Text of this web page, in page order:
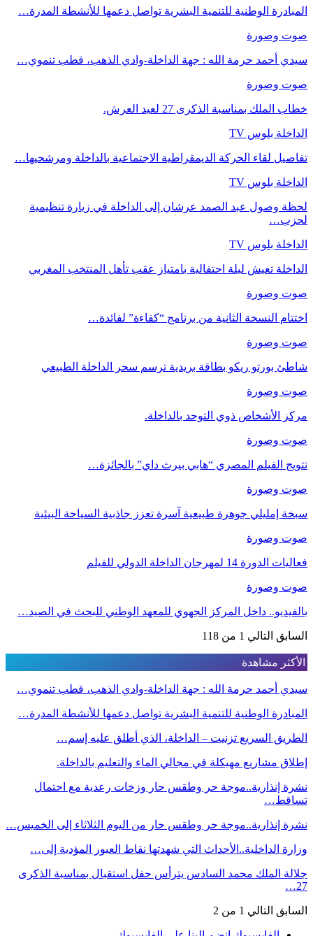
المبادرة الوطنية للتنمية البشرية تواصل دعمها للأنشطة المدرة…
صوت وصورة
سيدي أحمد حرمة الله : جهة الداخلة-وادي الذهب، قطب تنموي…
صوت وصورة
خطاب الملك بمناسبة الذكرى 27 لعيد العرش.
الداخلة بلوس TV
تفاصيل لقاء الحركة الديمقراطية الاجتماعية بالداخلة ومرشحيها…
الداخلة بلوس TV
لحظة وصول عبد الصمد عرشان إلى الداخلة في زيارة تنظيمية
لحزب…
الداخلة بلوس TV
الداخلة تعيش ليلة احتفالية بامتياز عقب تأهل المنتخب المغربي
صوت وصورة
اختتام النسخة الثانية من برنامج “كفاءة” لفائدة…
صوت وصورة
شاطئ بورتو ريكو بطاقة بريدية ترسم سحر الداخلة الطبيعي
صوت وصورة
مركز الأشخاص ذوي التوحد بالداخلة.
صوت وصورة
تتويج الفيلم المصري “هابي بيرث داي” بالجائزة…
صوت وصورة
سبخة إمليلي جوهرة طبيعية آسرة تعزز جاذبية السياحة البيئية
صوت وصورة
فعاليات الدورة 14 لمهرجان الداخلة الدولي للفيلم
صوت وصورة
بالفيديو.. داخل المركز الجهوي للمعهد الوطني للبحث في الصيد…
السابق التالي 1 من 118
الأكثر مشاهدة
سيدي أحمد حرمة الله : جهة الداخلة-وادي الذهب، قطب تنموي…
المبادرة الوطنية للتنمية البشرية تواصل دعمها للأنشطة المدرة…
الطريق السريع تزنيت – الداخلة، الذي أطلق عليه إسم…
إطلاق مشاريع مهيكلة في مجالي الماء والتعليم بالداخلة.
نشرة إنذارية..موجة حر وطقس حار وزخات رعدية مع احتمال
تساقط…
نشرة إنذارية..موجة حر وطقس حار من اليوم الثلاثاء إلى الخميس…
وزارة الداخلية..الأحداث التي شهدتها نقاط العبور المؤدية إلى…
جلالة الملك محمد السادس يترأس حفل استقبال بمناسبة الذكرى
27…
السابق التالي 1 من 2